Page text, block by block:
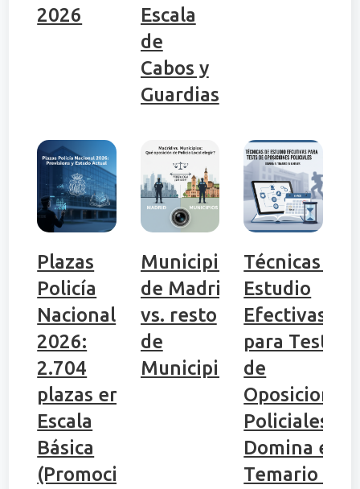
2026
Escala
de
Cabos y
Guardias
Plazas
Policía
Nacional
2026:
2.704
plazas en
Escala
Básica
(Promoción
Municipio
de Madrid
vs. resto
de
Municipios
Técnicas de
Estudio
Efectivas
para Tests
de
Oposiciones
Policiales:
Domina el
Temario en